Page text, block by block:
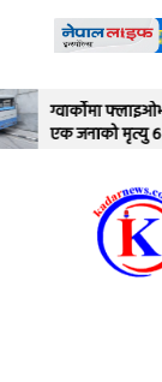
content
बस ठोक्किदा